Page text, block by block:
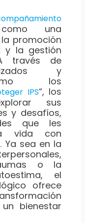
una
promoción
y la gestión
través de
y
los
IPS“, los
sus
y desafíos,
que les
vida con
Ya sea en la
o la
el
ofrece
bienestar